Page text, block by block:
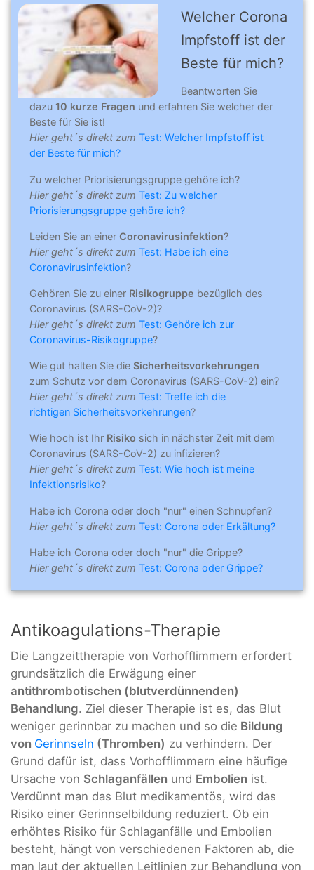
Welcher Corona
Impfstoff ist der
Beste für mich?
Beantworten Sie
dazu 10 kurze Fragen und erfahren Sie welcher der
Beste für Sie ist!
Hier geht´s direkt zum Test: Welcher Impfstoff ist
der Beste für mich?
Zu welcher Priorisierungsgruppe gehöre ich?
Hier geht´s direkt zum Test: Zu welcher
Priorisierungsgruppe gehöre ich?
Leiden Sie an einer Coronavirusinfektion?
Hier geht´s direkt zum Test: Habe ich eine
Coronavirusinfektion?
Gehören Sie zu einer Risikogruppe bezüglich des
Coronavirus (SARS-CoV-2)?
Hier geht´s direkt zum Test: Gehöre ich zur
Coronavirus-Risikogruppe?
Wie gut halten Sie die Sicherheitsvorkehrungen
zum Schutz vor dem Coronavirus (SARS-CoV-2) ein?
Hier geht´s direkt zum Test: Treffe ich die
richtigen Sicherheitsvorkehrungen?
Wie hoch ist Ihr Risiko sich in nächster Zeit mit dem
Coronavirus (SARS-CoV-2) zu infizieren?
Hier geht´s direkt zum Test: Wie hoch ist meine
Infektionsrisiko?
Habe ich Corona oder doch "nur" einen Schnupfen?
Hier geht´s direkt zum Test: Corona oder Erkältung?
Habe ich Corona oder doch "nur" die Grippe?
Hier geht´s direkt zum Test: Corona oder Grippe?
Antikoagulations-Therapie
Die Langzeittherapie von Vorhofflimmern erfordert
grundsätzlich die Erwägung einer
antithrombotischen (blutverdünnenden)
Behandlung. Ziel dieser Therapie ist es, das Blut
weniger gerinnbar zu machen und so die Bildung
von Gerinnseln (Thromben) zu verhindern. Der
Grund dafür ist, dass Vorhofflimmern eine häufige
Ursache von Schlaganfällen und Embolien ist.
Verdünnt man das Blut medikamentös, wird das
Risiko einer Gerinnselbildung reduziert. Ob ein
erhöhtes Risiko für Schlaganfälle und Embolien
besteht, hängt von verschiedenen Faktoren ab, die
man laut der aktuellen Leitlinien zur Behandlung von